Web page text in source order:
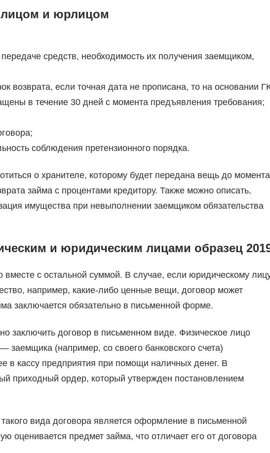
и юрлицом
средств, необходимость их получения заемщиком,
возврата, если точная дата не прописана, то на основании
в течение 30 дней с момента предъявления требования;
соблюдения претензионного порядка.
о хранителе, которому будет передана вещь до момента
займа с процентами кредитору. Также можно описать,
имущества при невыполнении заемщиком обязательства
и юридическим лицами образец
с остальной суммой. В случае, если юридическому
например, какие-либо ценные вещи, договор может
заключается обязательно в письменной форме.
заключить договор в письменном виде. Физическое лицо
заемщика (например, со своего банковского счета)
в кассу предприятия при помощи наличных денег. В
приходный ордер, который утвержден постановлением
вида договора является оформление в письменной
оценивается предмет займа, что отличает его от договора